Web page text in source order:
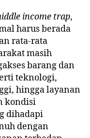
income trap,
harus berada
rata-rata
masih
barang dan
teknologi,
hingga layanan
kondisi
dihadapi
dengan